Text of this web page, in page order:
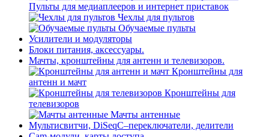
Пульты для медиаплееров и интернет приставок
Чехлы для пультов
Обучаемые пульты
Усилители и модуляторы
Блоки питания, аксессуары.
Мачты, кронштейны для антенн и телевизоров.
Кронштейны для
антенн и мачт
Кронштейны для
телевизоров
Мачты антенные
Мультисвитчи, DiSeqC–переключатели, делители